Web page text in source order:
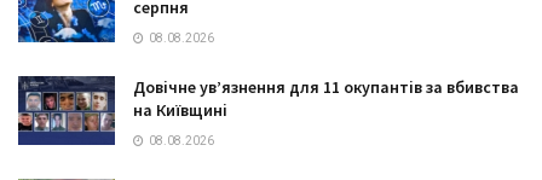
серпня
08.08.2026
Довічне ув’язнення для 11 окупантів за вбивства
на Київщині
08.08.2026